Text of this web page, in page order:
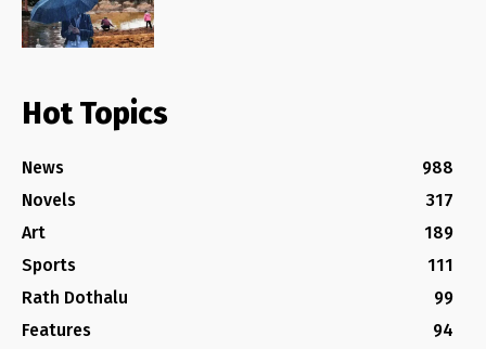
Hot Topics
News
988
Novels
317
Art
189
Sports
111
Rath Dothalu
99
Features
94